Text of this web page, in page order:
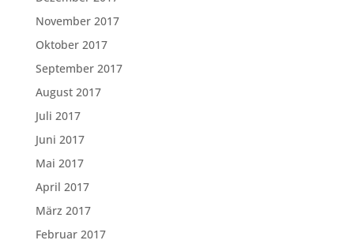
November 2017
Oktober 2017
September 2017
August 2017
Juli 2017
Juni 2017
Mai 2017
April 2017
März 2017
Februar 2017